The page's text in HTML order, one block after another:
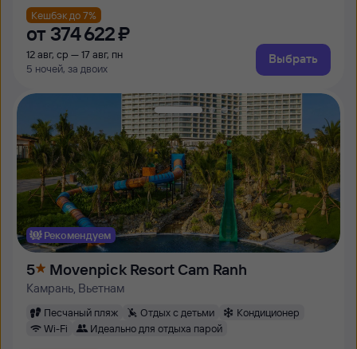
Кешбэк до 7%
от 374 ⁠622 ⁠₽
12 авг, ср — 17 авг, пн
5 ночей, за двоих
Выбрать
Рекомендуем
5 Movenpick Resort Cam Ranh
Камрань, Вьетнам
Песчаный пляж Отдых с детьми
Кондиционер
Wi-Fi
Идеально для отдыха парой